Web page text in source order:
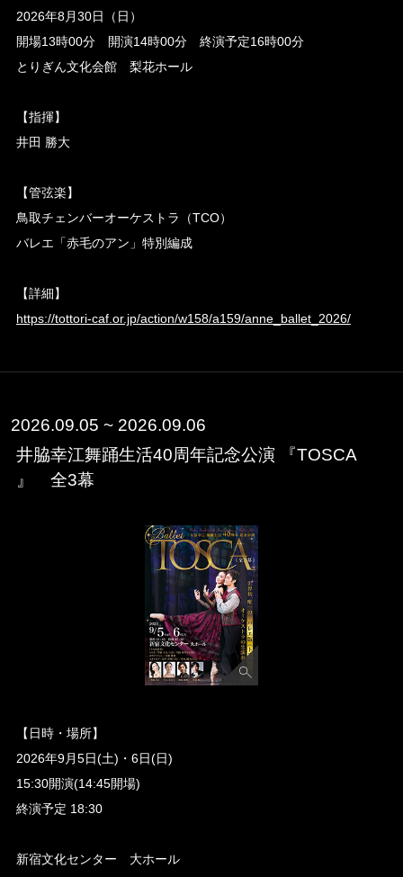
2026年8月30日（日）
開場13時00分 開演14時00分 終演予定16時00分
とりぎん文化会館 梨花ホール
【指揮】
井田 勝大
【管弦楽】
鳥取チェンバーオーケストラ（TCO）
バレエ「赤毛のアン」特別編成
【詳細】
https://tottori-caf.or.jp/action/w158/a159/anne_ballet_2026/
2026.09.05 ~ 2026.09.06
井脇幸江舞踊生活40周年記念公演 『TOSCA
』 全3幕
【日時・場所】
2026年9月5日(土)・6日(日)
15:30開演(14:45開場)
終演予定 18:30
新宿文化センター 大ホール